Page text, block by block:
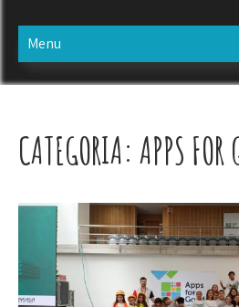
Menu
CATEGORIA: APPS FOR